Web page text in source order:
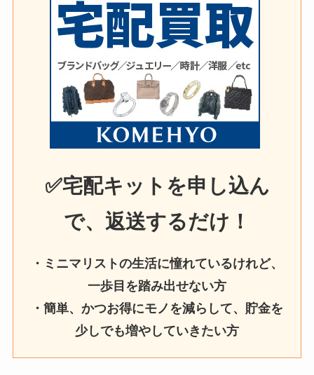
✅宅配キットを申し込ん
で、返送するだけ！
・ミニマリストの生活に憧れているけれど、
一歩目を踏み出せない方
・簡単、かつお得にモノを減らして、貯金を
少しでも増やしていきたい方